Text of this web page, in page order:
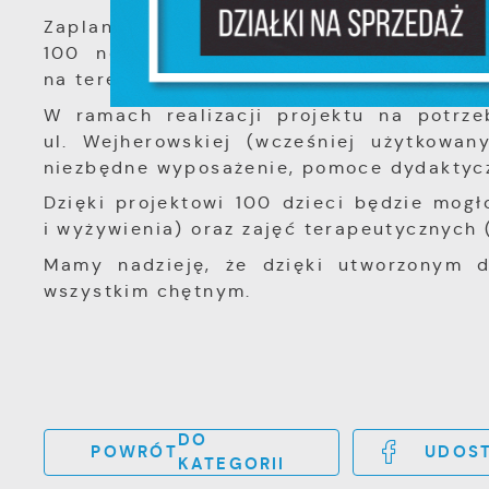
Zaplanowany na podstawie
100 nowych miejsc wychowania
na terenie miasta Pucka, w tym 4 dzieci
W ramach realizacji projektu na
ul. Wejherowskiej (wcześniej
niezbędne wyposażenie, pomoce
Dzięki projektowi 100 dzieci będzie
i wyżywienia) oraz zajęć terapeutycznych
Mamy nadzieję, że dzięki utworzonym
wszystkim chętnym.
POWRÓT
DO
KATEGORII